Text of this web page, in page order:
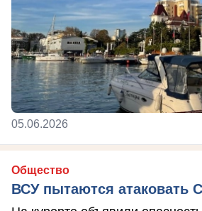
05.06.2026
Общество
ВСУ пытаются атаковать